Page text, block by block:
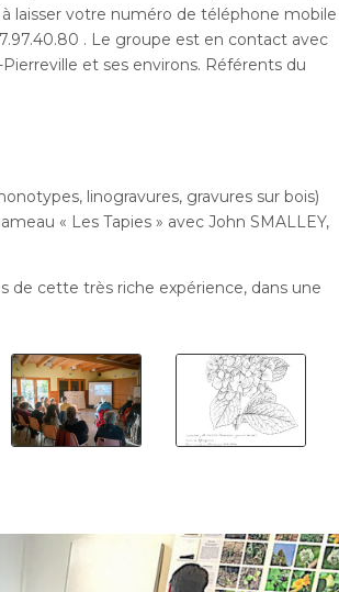
laisser votre numéro de téléphone mobile
. Le groupe est en contact avec
et ses environs. Référents du
linogravures, gravures sur bois)
« Les Tapies » avec John SMALLEY,
de cette très riche expérience, dans une